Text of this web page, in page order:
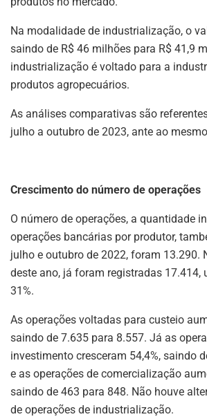
Na modalidade de industrialização, o
saindo de R$ 46 milhões para R$ 41,9
industrialização é voltado para a
produtos agropecuários.
As análises comparativas são
julho a outubro de 2023, ante ao
Crescimento do número de operações
O número de operações, a quantidade
operações bancárias por produtor,
julho e outubro de 2022, foram 13.290.
deste ano, já foram registradas 17.414,
31%.
As operações voltadas para custeio
saindo de 7.635 para 8.557. Já as
investimento cresceram 54,4%, saindo
e as operações de comercialização
saindo de 463 para 848. Não houve
de operações de industrialização.